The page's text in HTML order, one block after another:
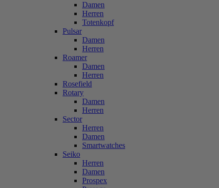
Damen
Herren
Totenkopf
Pulsar
Damen
Herren
Roamer
Damen
Herren
Rosefield
Rotary
Damen
Herren
Sector
Herren
Damen
Smartwatches
Seiko
Herren
Damen
Prospex